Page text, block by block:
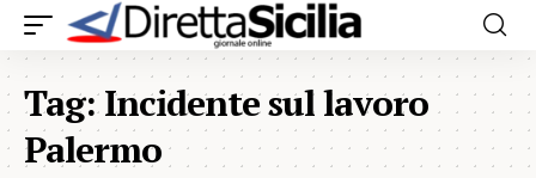
Tag:Incidente sul lavoro
Palermo